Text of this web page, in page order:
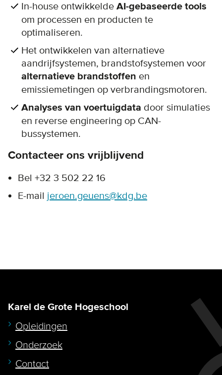
In-house ontwikkelde AI-gebaseerde tools
om processen en producten te
optimaliseren.
Het ontwikkelen van alternatieve
aandrijfsystemen, brandstofsystemen voor
alternatieve brandstoffen en
emissiemetingen op verbrandingsmotoren.
Analyses van voertuigdata door simulaties
en reverse engineering op CAN-
bussystemen.
Contacteer ons vrijblijvend
Bel +32 3 502 22 16
E-mail jeroen.geuens@kdg.be
Karel de Grote Hogeschool
Opleidingen
Onderzoek
Contact